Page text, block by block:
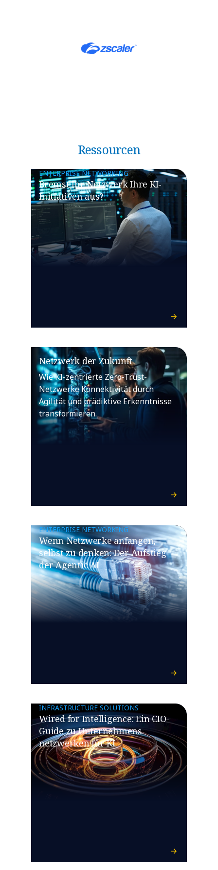
Ressourcen
ENTERPRISE NETWORKING
​​Bremst Ihr Netzwerk Ihre KI-
Initiativen aus?​
Netzwerk der Zukunft
Wie KI-zentrierte Zero-Trust-
Netzwerke Konnektivität durch
Agilität und prädiktive Erkenntnisse
transformieren.
ENTERPRISE NETWORKING
Wenn Netzwerke anfangen,
selbst zu denken: Der Aufstieg
der Agentic AI
INFRASTRUCTURE SOLUTIONS
Wired for Intelligence: Ein CIO-
Guide zu Unternehmens­
netzwerken für KI